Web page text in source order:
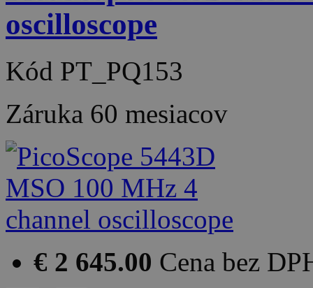
oscilloscope
Kód PT_PQ153
Záruka 60 mesiacov
€ 2 645.00 Cena bez